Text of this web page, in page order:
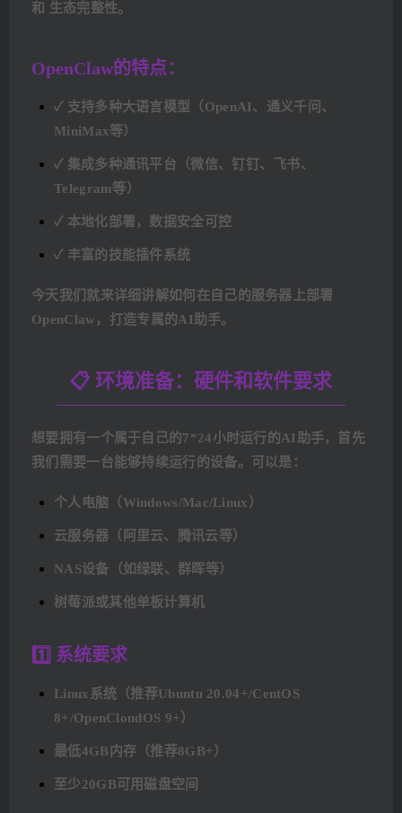
和 生态完整性。
OpenClaw的特点：
✓ 支持多种大语言模型（OpenAI、通义千问、
MiniMax等）
✓ 集成多种通讯平台（微信、钉钉、飞书、
Telegram等）
✓ 本地化部署，数据安全可控
✓ 丰富的技能插件系统
今天我们就来详细讲解如何在自己的服务器上部署
OpenClaw，打造专属的AI助手。
📋 环境准备：硬件和软件要求
想要拥有一个属于自己的7*24小时运行的AI助手，首先
我们需要一台能够持续运行的设备。可以是：
个人电脑（Windows/Mac/Linux）
云服务器（阿里云、腾讯云等）
NAS设备（如绿联、群晖等）
树莓派或其他单板计算机
1️⃣ 系统要求
Linux系统（推荐Ubuntu 20.04+/CentOS
8+/OpenCloudOS 9+）
最低4GB内存（推荐8GB+）
至少20GB可用磁盘空间